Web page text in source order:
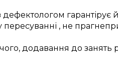
дефектологом гарантірує
пересуванні , не прагне
додавання до занять